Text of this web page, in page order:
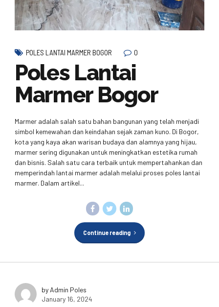
POLES LANTAI MARMER BOGOR 0
Poles Lantai
Marmer Bogor
Marmer adalah salah satu bahan bangunan yang telah menjadi
simbol kemewahan dan keindahan sejak zaman kuno. Di Bogor,
kota yang kaya akan warisan budaya dan alamnya yang hijau,
marmer sering digunakan untuk meningkatkan estetika rumah
dan bisnis. Salah satu cara terbaik untuk mempertahankan dan
memperindah lantai marmer adalah melalui proses poles lantai
marmer. Dalam artikel...
Continue reading
by Admin Poles
January 16, 2024